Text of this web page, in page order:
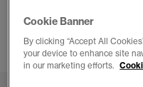
Cookie Banner
By clicking “Accept All
your device to enhance site
in our marketing efforts.